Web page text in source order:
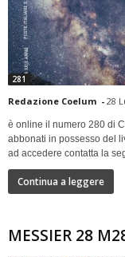
281
Redazione Coelum - 28
è online il numero 280 di
abbonati in possesso del
ad accedere contatta la
Continua a leggere
MESSIER 28